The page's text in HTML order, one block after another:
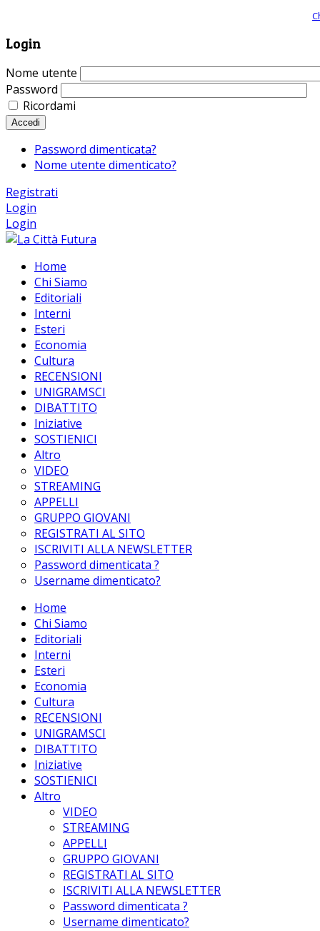
Login
Nome utente
Password
Ricordami
Accedi
Password dimenticata?
Nome utente dimenticato?
Registrati
Login
Login
Home
Chi Siamo
Editoriali
Interni
Esteri
Economia
Cultura
RECENSIONI
UNIGRAMSCI
DIBATTITO
Iniziative
SOSTIENICI
Altro
VIDEO
STREAMING
APPELLI
GRUPPO GIOVANI
REGISTRATI AL SITO
ISCRIVITI ALLA NEWSLETTER
Password dimenticata ?
Username dimenticato?
Home
Chi Siamo
Editoriali
Interni
Esteri
Economia
Cultura
RECENSIONI
UNIGRAMSCI
DIBATTITO
Iniziative
SOSTIENICI
Altro
VIDEO
STREAMING
APPELLI
GRUPPO GIOVANI
REGISTRATI AL SITO
ISCRIVITI ALLA NEWSLETTER
Password dimenticata ?
Username dimenticato?